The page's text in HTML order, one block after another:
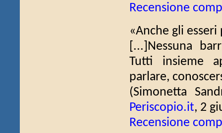
Recensione
«Anche gli
[...]Nessuna
Tutti insieme
parlare,
(Simonetta
Periscopio.it, 2
Recensione